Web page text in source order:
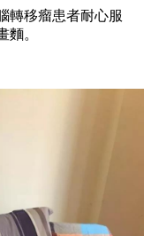
移瘤患者耐心服
麵。